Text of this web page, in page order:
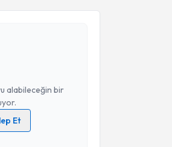
alabileceğin bir
Et
Aydınlatma Metni